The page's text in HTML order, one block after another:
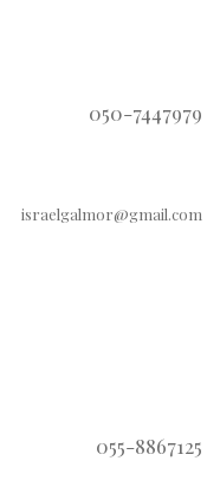
050-7447979
israelgalmor@gmail.com
055-8867125